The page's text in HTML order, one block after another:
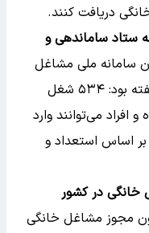
ستاد ساماندهی و
سامانه ملی مشاغل
خانگی در همه استان‌ها خبر داده و گفته بود: ۵۳۴ شغل
افراد می‌توانند وارد
اساس استعداد و
از صدور بیش از ۲ میلیون مجوز مشاغل خانگی